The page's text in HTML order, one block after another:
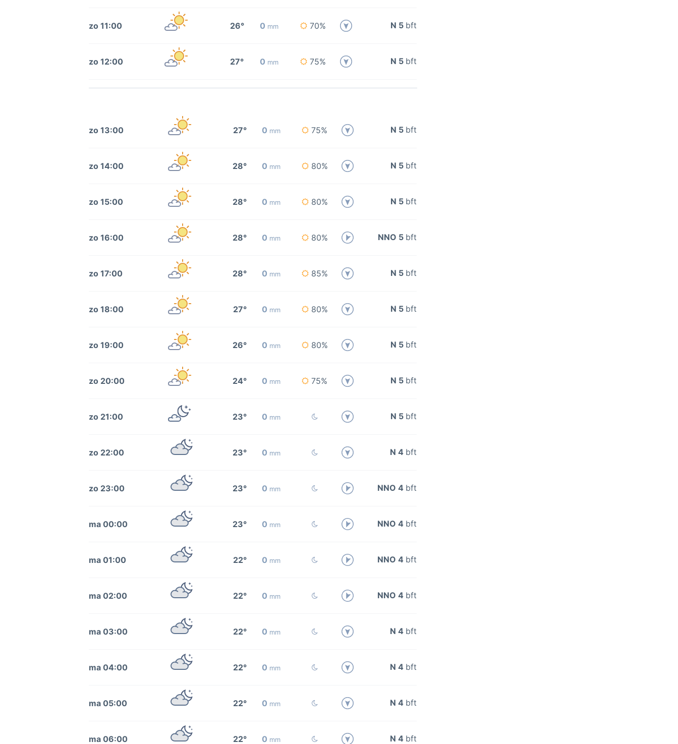
zo 11:00 26° 0 mm 70% N 5 bft
zo 12:00 27° 0 mm 75% N 5 bft
zo 13:00 27° 0 mm 75% N 5 bft
zo 14:00 28° 0 mm 80% N 5 bft
zo 15:00 28° 0 mm 80% N 5 bft
zo 16:00 28° 0 mm 80% NNO 5 bft
zo 17:00 28° 0 mm 85% N 5 bft
zo 18:00 27° 0 mm 80% N 5 bft
zo 19:00 26° 0 mm 80% N 5 bft
zo 20:00 24° 0 mm 75% N 5 bft
zo 21:00 23° 0 mm N 5 bft
zo 22:00 23° 0 mm N 4 bft
zo 23:00 23° 0 mm NNO 4 bft
ma 00:00 23° 0 mm NNO 4 bft
ma 01:00 22° 0 mm NNO 4 bft
ma 02:00 22° 0 mm NNO 4 bft
ma 03:00 22° 0 mm N 4 bft
ma 04:00 22° 0 mm N 4 bft
ma 05:00 22° 0 mm N 4 bft
ma 06:00 22° 0 mm N 4 bft